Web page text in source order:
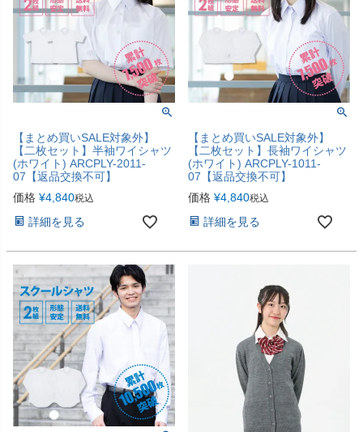
【まとめ買いSALE対象外】
【二枚セット】半袖ワイシャツ
(ホワイト) ARCPLY-2011-
07【返品交換不可】
価格 ¥4,840税込
詳細を見る
【まとめ買いSALE対象外】
【二枚セット】長袖ワイシャツ
(ホワイト) ARCPLY-1011-
07【返品交換不可】
価格 ¥4,840税込
詳細を見る